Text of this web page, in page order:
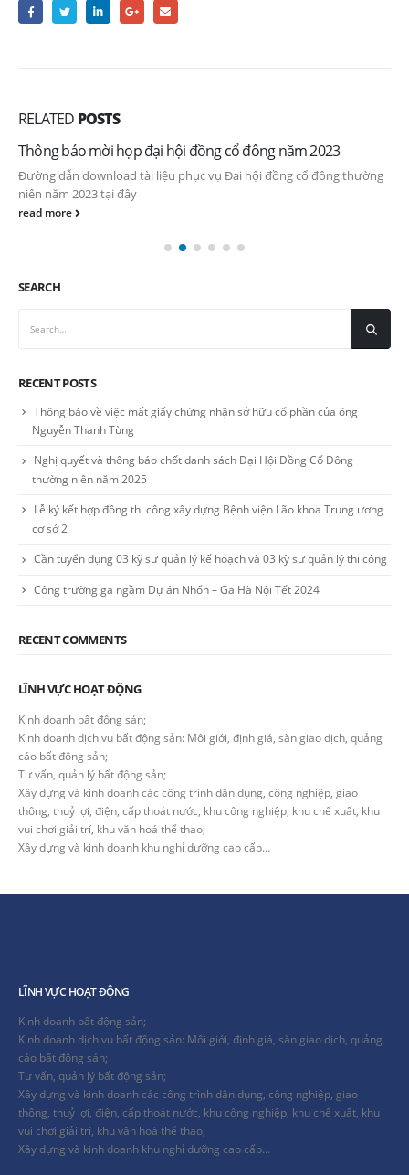
RELATED POSTS
Thông báo mời họp đại hội đồng cổ đông năm 2023
Đường dẫn download tài liệu phục vụ Đại hội đồng cổ đông thường
niên năm 2023 tại đây
read more
SEARCH
RECENT POSTS
Thông báo về việc mất giấy chứng nhận sở hữu cổ phần của ông
Nguyễn Thanh Tùng
Nghị quyết và thông báo chốt danh sách Đại Hội Đồng Cổ Đông
thường niên năm 2025
Lễ ký kết hợp đồng thi công xây dựng Bệnh viện Lão khoa Trung ương
cơ sở 2
Cần tuyển dụng 03 kỹ sư quản lý kế hoạch và 03 kỹ sư quản lý thi công
Công trường ga ngầm Dự án Nhổn – Ga Hà Nội Tết 2024
RECENT COMMENTS
LĨNH VỰC HOẠT ĐỘNG
Kinh doanh bất động sản;
Kinh doanh dịch vụ bất động sản: Môi giới, định giá, sàn giao dịch, quảng
cáo bất động sản;
Tư vấn, quản lý bất động sản;
Xây dựng và kinh doanh các công trình dân dụng, công nghiệp, giao
thông, thuỷ lợi, điện, cấp thoát nước, khu công nghiệp, khu chế xuất, khu
vui chơi giải trí, khu văn hoá thể thao;
Xây dựng và kinh doanh khu nghỉ dưỡng cao cấp…
LĨNH VỰC HOẠT ĐỘNG
Kinh doanh bất động sản;
Kinh doanh dịch vụ bất động sản: Môi giới, định giá, sàn giao dịch, quảng
cáo bất động sản;
Tư vấn, quản lý bất động sản;
Xây dựng và kinh doanh các công trình dân dụng, công nghiệp, giao
thông, thuỷ lợi, điện, cấp thoát nước, khu công nghiệp, khu chế xuất, khu
vui chơi giải trí, khu văn hoá thể thao;
Xây dựng và kinh doanh khu nghỉ dưỡng cao cấp…